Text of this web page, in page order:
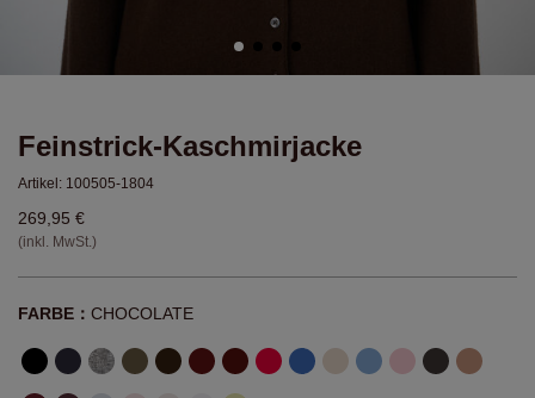
Feinstrick-Kaschmirjacke
Artikel: 100505-1804
269,95 €
(inkl. MwSt.)
FARBE： CHOCOLATE